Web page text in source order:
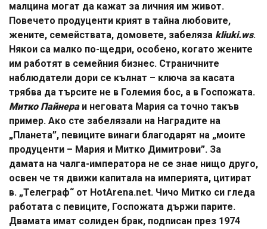
малцина могат да кажат за личния им живот.
Повечето продуценти крият в тайна любовите,
жените, семействата, домовете, забеляза kliuki.ws.
Някои са малко по-щедри, особено, когато жените
им работят в семейния бизнес. Страничните
наблюдатели дори се кълнат – ключа за касата
трябва да търсите не в Големия бос, а в Госпожата.
Митко Пайнераи неговата Мария са точно такъв
пример. Ако сте забелязали на Наградите на
„Планета”, певиците винаги благодарят на „моите
продуценти – Мария и Митко Димитрови”. За
дамата на чалга-императора не се знае нищо друго,
освен че тя движи капитала на империята, цитират
в. „Телеграф“ от HotArena.net. Чичо Митко си гледа
работата с певиците, Госпожата държи парите.
Двамата имат солиден брак, подписан през 1974